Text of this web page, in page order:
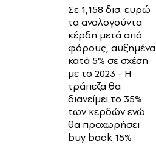
Σε 1,158 δισ. ευρώ
τα αναλογούντα
κέρδη μετά από
φόρους, αυξημένα
κατά 5% σε σχέση
με το 2023 - Η
τράπεζα θα
διανείμει το 35%
των κερδών ενώ
θα προχωρήσει
buy back 15%